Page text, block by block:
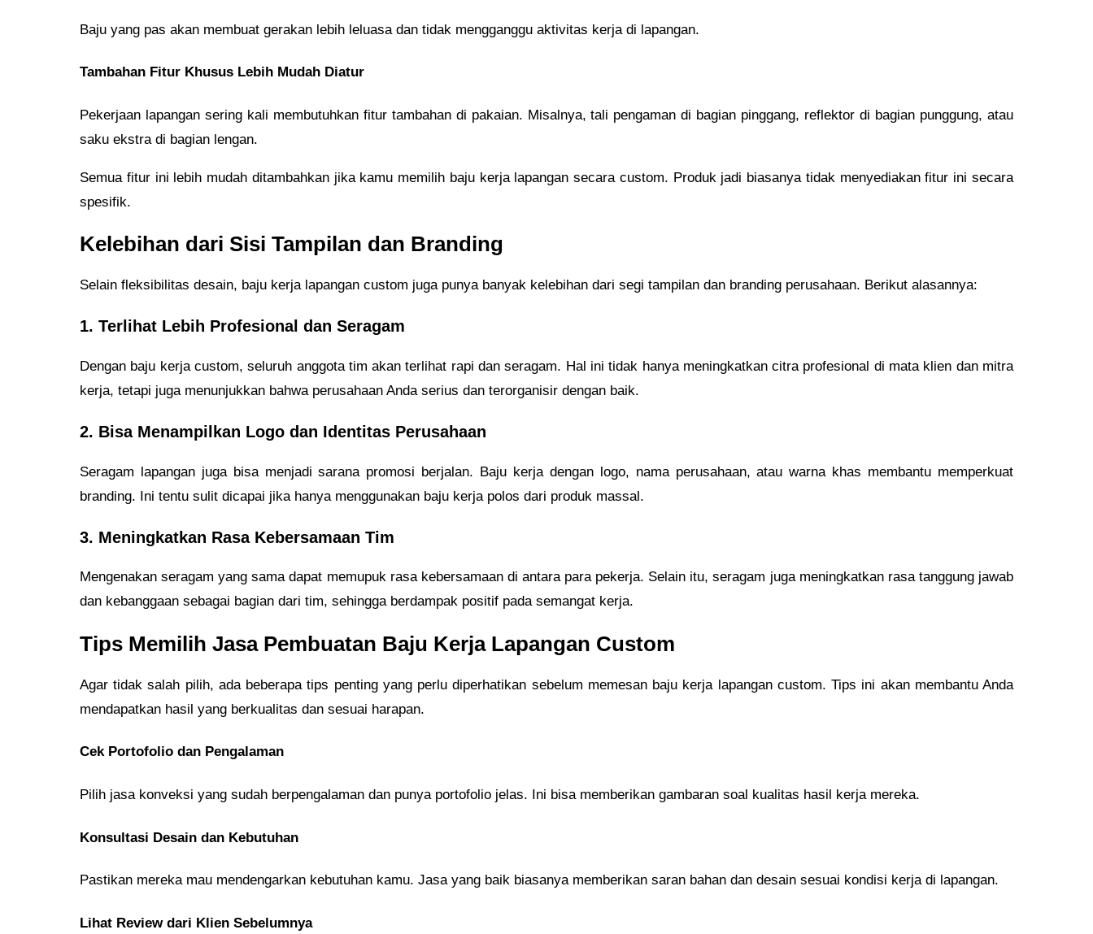
Baju yang pas akan membuat gerakan lebih leluasa dan tidak mengganggu aktivitas kerja di lapangan.
Tambahan Fitur Khusus Lebih Mudah Diatur
Pekerjaan lapangan sering kali membutuhkan fitur tambahan di pakaian. Misalnya, tali pengaman di bagian pinggang, reflektor di bagian punggung, atau
saku ekstra di bagian lengan.
Semua fitur ini lebih mudah ditambahkan jika kamu memilih baju kerja lapangan secara custom. Produk jadi biasanya tidak menyediakan fitur ini secara
spesifik.
Kelebihan dari Sisi Tampilan dan Branding
Selain fleksibilitas desain, baju kerja lapangan custom juga punya banyak kelebihan dari segi tampilan dan branding perusahaan. Berikut alasannya:
1. Terlihat Lebih Profesional dan Seragam
Dengan baju kerja custom, seluruh anggota tim akan terlihat rapi dan seragam. Hal ini tidak hanya meningkatkan citra profesional di mata klien dan mitra
kerja, tetapi juga menunjukkan bahwa perusahaan Anda serius dan terorganisir dengan baik.
2. Bisa Menampilkan Logo dan Identitas Perusahaan
Seragam lapangan juga bisa menjadi sarana promosi berjalan. Baju kerja dengan logo, nama perusahaan, atau warna khas membantu memperkuat
branding. Ini tentu sulit dicapai jika hanya menggunakan baju kerja polos dari produk massal.
3. Meningkatkan Rasa Kebersamaan Tim
Mengenakan seragam yang sama dapat memupuk rasa kebersamaan di antara para pekerja. Selain itu, seragam juga meningkatkan rasa tanggung jawab
dan kebanggaan sebagai bagian dari tim, sehingga berdampak positif pada semangat kerja.
Tips Memilih Jasa Pembuatan Baju Kerja Lapangan Custom
Agar tidak salah pilih, ada beberapa tips penting yang perlu diperhatikan sebelum memesan baju kerja lapangan custom. Tips ini akan membantu Anda
mendapatkan hasil yang berkualitas dan sesuai harapan.
Cek Portofolio dan Pengalaman
Pilih jasa konveksi yang sudah berpengalaman dan punya portofolio jelas. Ini bisa memberikan gambaran soal kualitas hasil kerja mereka.
Konsultasi Desain dan Kebutuhan
Pastikan mereka mau mendengarkan kebutuhan kamu. Jasa yang baik biasanya memberikan saran bahan dan desain sesuai kondisi kerja di lapangan.
Lihat Review dari Klien Sebelumnya